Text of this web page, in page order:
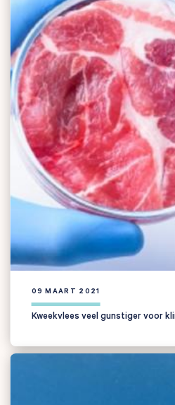
09 MAART 2021
Kweekvlees veel gunstiger voor